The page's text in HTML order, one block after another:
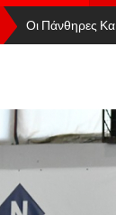
Οι Πάνθηρες
Αναχώρησε για τα